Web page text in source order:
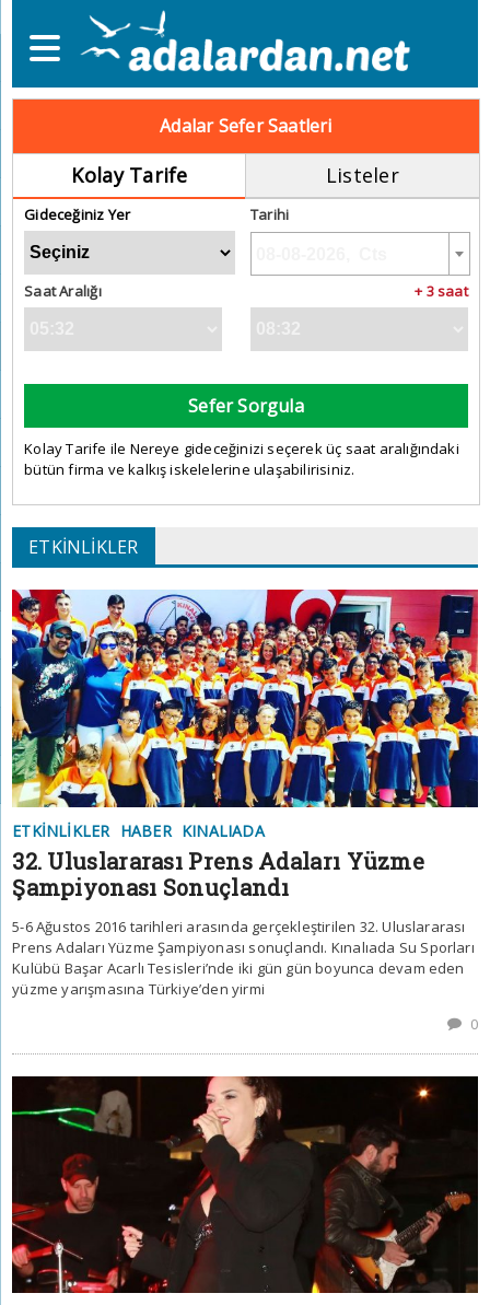
Adalar Sefer Saatleri
Kolay Tarife Listeler
Gideceğiniz Yer Tarihi
Saat Aralığı + 3 saat
Sefer Sorgula
Kolay Tarife ile Nereye gideceğinizi seçerek üç saat aralığındaki
bütün firma ve kalkış iskelelerine ulaşabilirisiniz.
ETKINLIKLER
ETKINLIKLER HABER KINALIADA
32. Uluslararası Prens Adaları Yüzme
Şampiyonası Sonuçlandı
5-6 Ağustos 2016 tarihleri arasında gerçekleştirilen 32. Uluslararası
Prens Adaları Yüzme Şampiyonası sonuçlandı. Kınalıada Su Sporları
Kulübü Başar Acarlı Tesisleri’nde iki gün gün boyunca devam eden
yüzme yarışmasına Türkiye’den yirmi
0